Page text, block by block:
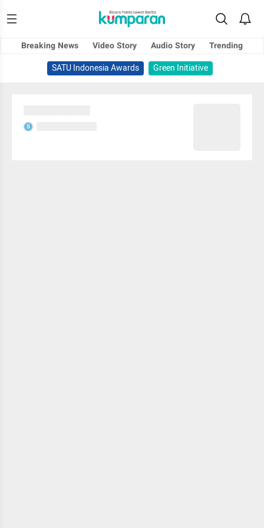
Breaking News Video Story Audio Story
Trending
SATU Indonesia Awards
Green Initiative
S